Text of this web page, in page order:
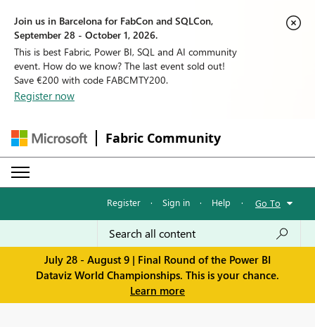
Join us in Barcelona for FabCon and SQLCon,
September 28 - October 1, 2026.
This is best Fabric, Power BI, SQL and AI community
event. How do we know? The last event sold out!
Save €200 with code FABCMTY200.
Register now
Fabric Community
Register · Sign in · Help · Go To
July 28 - August 9 | Final Round of the Power BI
Dataviz World Championships. This is your chance.
Learn more